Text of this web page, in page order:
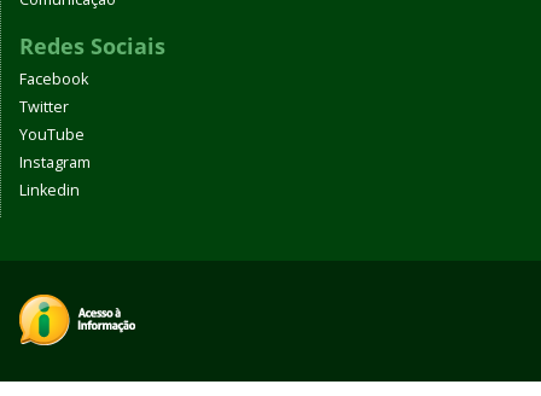
Redes Sociais
Facebook
Twitter
YouTube
Instagram
Linkedin